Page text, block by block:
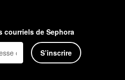
courriels de Sephora
S’inscrire